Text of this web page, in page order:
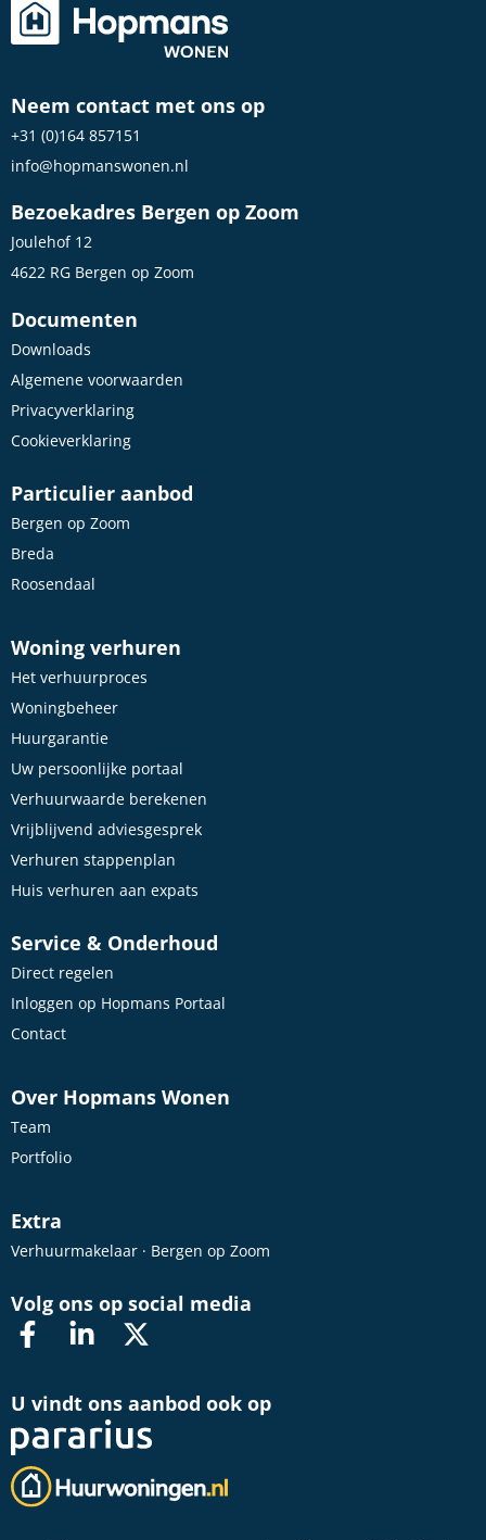
Neem contact met ons op
+31 (0)164 857151
info@hopmanswonen.nl
Bezoekadres Bergen op Zoom
Joulehof 12
4622 RG Bergen op Zoom
Documenten
Downloads
Algemene voorwaarden
Privacyverklaring
Cookieverklaring
Particulier aanbod
Bergen op Zoom
Breda
Roosendaal
Woning verhuren
Het verhuurproces
Woningbeheer
Huurgarantie
Uw persoonlijke portaal
Verhuurwaarde berekenen
Vrijblijvend adviesgesprek
Verhuren stappenplan
Huis verhuren aan expats
Service & Onderhoud
Direct regelen
Inloggen op Hopmans Portaal
Contact
Over Hopmans Wonen
Team
Portfolio
Extra
Verhuurmakelaar · Bergen op Zoom
Volg ons op social media
U vindt ons aanbod ook op